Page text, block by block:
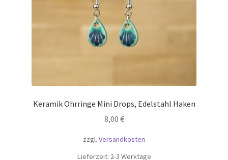
Keramik Ohrringe Mini Drops, Edelstahl Haken
8,00 €
zzgl. Versandkosten
Lieferzeit: 2-3 Werktage